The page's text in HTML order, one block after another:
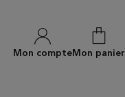
Mon compteMon panier